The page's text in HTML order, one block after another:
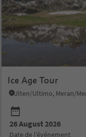
Ice Age Tour
Ulten/Ultimo, Meran/
26 August 2026
date de l’événement